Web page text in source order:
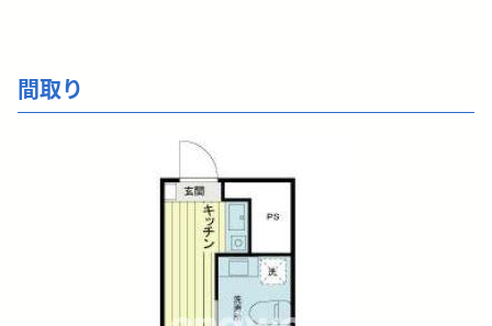
間取り